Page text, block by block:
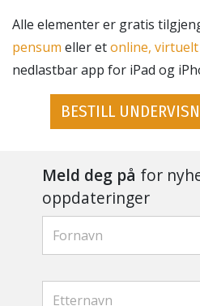
Alle elementer er gratis
pensum eller etonline,
nedlastbar app for iPad og
BESTILL
Meld deg på for
oppdateringer